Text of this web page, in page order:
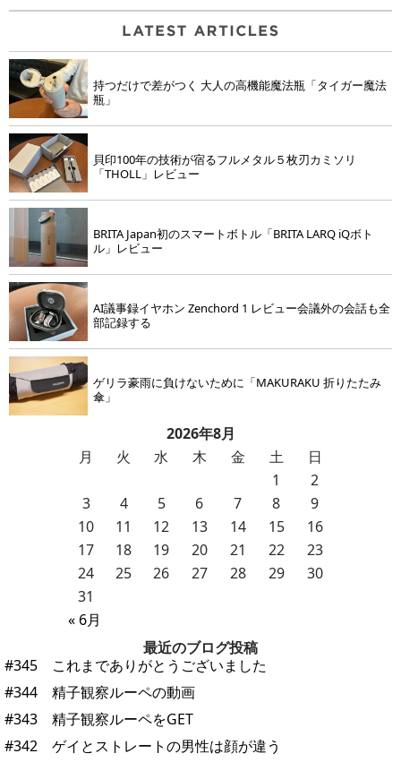
持つだけで差がつく 大人の高機能魔法瓶「タイガー魔法
瓶」
貝印100年の技術が宿るフルメタル５枚刃カミソリ
「THOLL」レビュー
BRITA Japan初のスマートボトル「BRITA LARQ iQボト
ル」レビュー
AI議事録イヤホン Zenchord 1 レビュー会議外の会話も全
部記録する
ゲリラ豪雨に負けないために「MAKURAKU 折りたたみ
傘」
2026年8月
月
火 水 木 金 土 日
« 6月
1
2
3
4 5 6 7 8
9
10
11 12 13 14 15
16
17
18 19 20 21 22
23
24
25 26 27 28 29
30
31
最近のブログ投稿
#345 これまでありがとうございました
#344 精子観察ルーペの動画
#343 精子観察ルーペをGET
#342 ゲイとストレートの男性は顔が違う